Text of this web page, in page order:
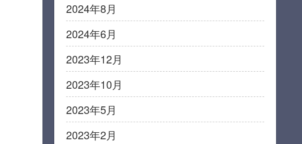
2024年8月
2024年6月
2023年12月
2023年10月
2023年5月
2023年2月